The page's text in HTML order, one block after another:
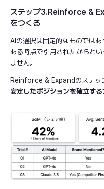
ステップ3.Reinforce &
をつくる
AIの選択は固定的なものではあ
ある時点で引用されたからと
ません。
Reinforce & Expandのステッ
安定したポジションを確立する